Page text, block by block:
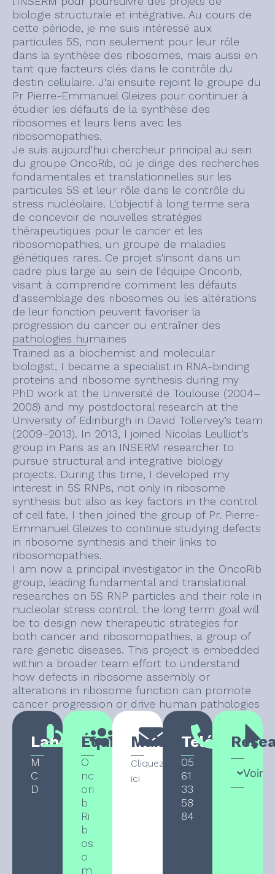
Laboratoire
M
C
D
Équipe
O
nc
ori
b
Ri
b
os
o
m
Mail
Cliquez
ici
Téléphone
05
61
33
58
84
Voir
biologie structurale et intégrative. Au cours de
cette période, je me suis intéressé aux
particules 5S, non seulement pour leur rôle
dans la synthèse des ribosomes, mais aussi en
tant que facteurs clés dans le contrôle du
destin cellulaire. J'ai ensuite rejoint le groupe du
Pr Pierre-Emmanuel Gleizes pour continuer à
étudier les défauts de la synthèse des
ribosomes et leurs liens avec les
ribosomopathies.
Je suis aujourd'hui chercheur principal au sein
du groupe OncoRib, où je dirige des recherches
fondamentales et translationnelles sur les
particules 5S et leur rôle dans le contrôle du
stress nucléolaire. L'objectif à long terme sera
de concevoir de nouvelles stratégies
thérapeutiques pour le cancer et les
ribosomopathies, un groupe de maladies
génétiques rares. Ce projet s'inscrit dans un
cadre plus large au sein de l'équipe Oncorib,
visant à comprendre comment les défauts
d'assemblage des ribosomes ou les altérations
de leur fonction peuvent favoriser la
progression du cancer ou entraîner des
pathologies humaines
Trained as a biochemist and molecular
biologist, I became a specialist in RNA-binding
proteins and ribosome synthesis during my
PhD work at the Université de Toulouse (2004–
2008) and my postdoctoral research at the
University of Edinburgh in David Tollervey’s team
(2009–2013). In 2013, I joined Nicolas Leulliot’s
group in Paris as an INSERM researcher to
pursue structural and integrative biology
projects. During this time, I developed my
interest in 5S RNPs, not only in ribosome
synthesis but also as key factors in the control
of cell fate. I then joined the group of Pr. Pierre-
Emmanuel Gleizes to continue studying defects
in ribosome synthesis and their links to
ribosomopathies.
I am now a principal investigator in the OncoRib
group, leading fundamental and translational
researches on 5S RNP particles and their role in
nucleolar stress control. the long term goal will
be to design new therapeutic strategies for
both cancer and ribosomopathies, a group of
rare genetic diseases. This project is embedded
within a broader team effort to understand
how defects in ribosome assembly or
alterations in ribosome function can promote
cancer progression or drive human pathologies